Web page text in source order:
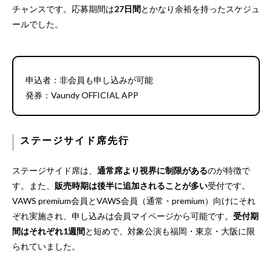
チャンスです。応募期間は27日間とかなり余裕を持ったスケジュ
ールでした。
申込者：非会員も申し込みが可能
発券：Vaundy OFFICIAL APP
ステージサイド席先行
ステージサイド席は、 通常席より視界に制限があるのが特徴で
す。また、 販売時期は後半に追加されることが多い受付です。
VAWS premium会員とVAWS会員（通常・premium）向けにそれ
ぞれ実施され、申し込みは会員マイページから可能です。 受付期
間はそれぞれ1週間と短めで、対象公演も福岡・東京・大阪に限
られていました。